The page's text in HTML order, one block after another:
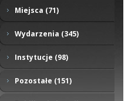
Miejsca (71)
Wydarzenia (345)
Instytucje (98)
Pozostałe (151)